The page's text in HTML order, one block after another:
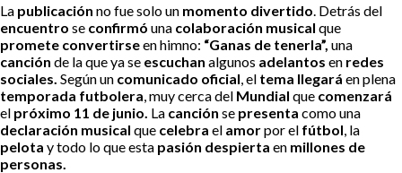
La publicación no fue solo un momento divertido . Detrás del
encuentro se confirmó una colaboración musical que
promete convertirseen himno: “Ganas de tenerla”, una
canción de la que ya se escuchan algunos adelantos en redes
sociales. Según un comunicado oficial , el tema llegará en plena
temporada futbolera , muy cerca del Mundial que comenzará
el próximo 11 de junio. La canción se presenta como una
declaración musical que celebra el amorpor el fútbol , la
pelota y todo lo que esta pasión despierta en millones de
personas.